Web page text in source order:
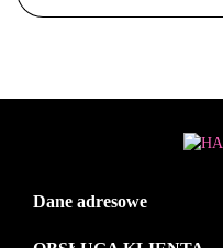
Dane adresowe